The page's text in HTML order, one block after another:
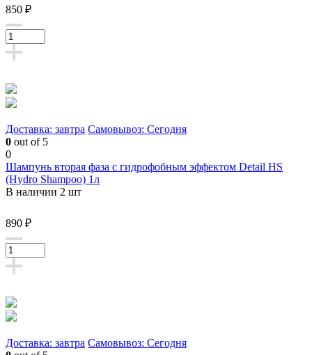
850 ₽
Доставка: завтра Самовывоз: Сегодня
0 out of 5
0
Шампунь вторая фаза с гидрофобным эффектом Detail HS
(Hydro Shampoo) 1л
В наличии 2 шт
890 ₽
Доставка: завтра Самовывоз: Сегодня